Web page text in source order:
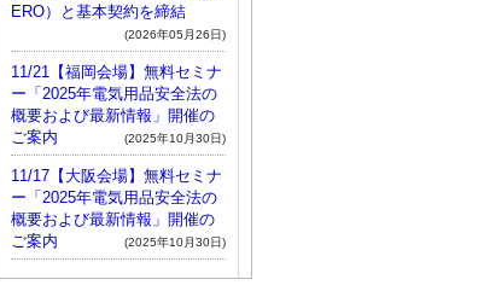
ERO）と基本契約を締結
(2026年05月26日)
11/21【福岡会場】無料セミナ
ー「2025年電気用品安全法の
概要および最新情報」開催の
ご案内
(2025年10月30日)
11/17【大阪会場】無料セミナ
ー「2025年電気用品安全法の
概要および最新情報」開催の
ご案内
(2025年10月30日)